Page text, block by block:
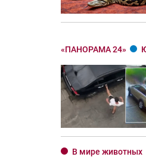
«ПАНОРАМА 24»
В мире животных